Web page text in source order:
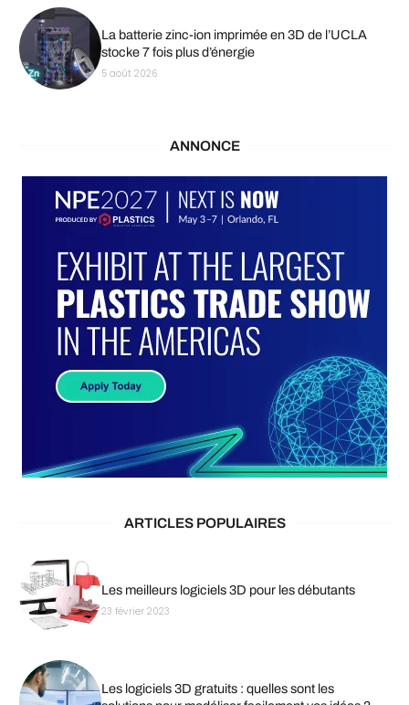
La batterie zinc-ion imprimée en 3D de l’UCLA
stocke 7 fois plus d’énergie
5 août 2026
ANNONCE
ARTICLES POPULAIRES
Les meilleurs logiciels 3D pour les débutants
23 février 2023
Les logiciels 3D gratuits : quelles sont les